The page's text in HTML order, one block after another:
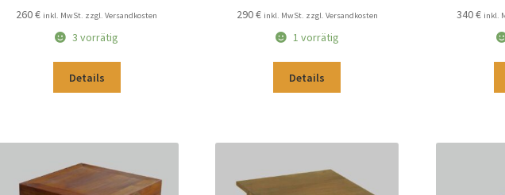
260€ inkl. MwSt. zzgl. Versandkosten
3 vorrätig
Details
290€ inkl. MwSt. zzgl. Versandkosten
1 vorrätig
Details
340€ inkl.